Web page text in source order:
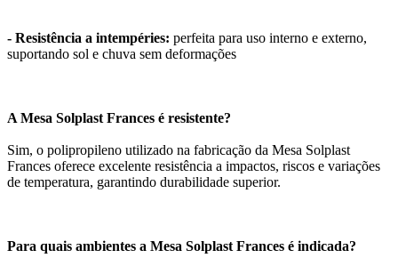
- Resistência a intempéries: perfeita para uso interno e externo,
suportando sol e chuva sem deformações
A Mesa Solplast Frances é resistente?
Sim, o polipropileno utilizado na fabricação da Mesa Solplast
Frances oferece excelente resistência a impactos, riscos e variações
de temperatura, garantindo durabilidade superior.
Para quais ambientes a Mesa Solplast Frances é indicada?